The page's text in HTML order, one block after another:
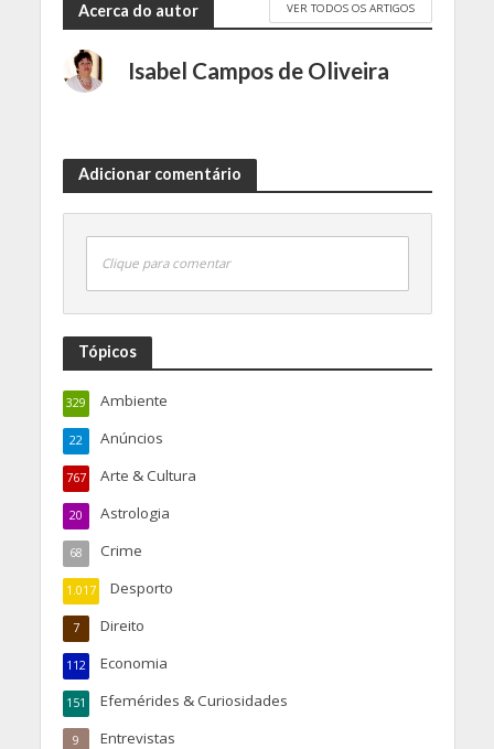
Acerca do autor VER TODOS OS ARTIGOS
Isabel Campos de Oliveira
Adicionar comentário
Clique para comentar
Tópicos
Ambiente
329
Anúncios
22
Arte & Cultura
767
Astrologia
20
Crime
68
Desporto
1.017
Direito
7
Economia
112
Efemérides & Curiosidades
151
Entrevistas
9